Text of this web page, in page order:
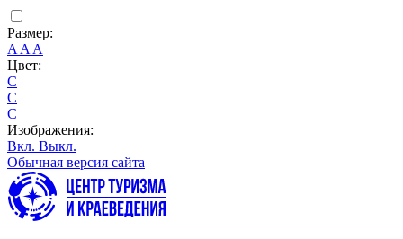
Размер:
A A A
Цвет:
C
C
C
Изображения:
Вкл. Выкл.
Обычная версия сайта